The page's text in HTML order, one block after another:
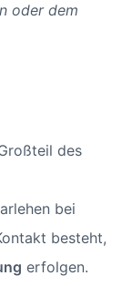
oder dem
des
bei
besteht,
erfolgen.